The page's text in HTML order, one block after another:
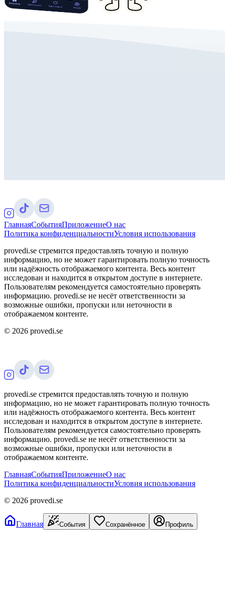
ГлавнаяСобытияПриложениеО нас
Политика конфиденциальностиУсловия использования
provedi.se стремится предоставлять точную и полную
информацию, но не может гарантировать полную точность
или надёжность отображаемого контента. Весь контент
исследован и находится в открытом доступе в интернете.
Пользователям рекомендуется самостоятельно проверять
информацию. provedi.se не несёт ответственности за
возможные ошибки, пропуски или неточности в
отображаемом контенте.
© 2026 provedi.se
provedi.se стремится предоставлять точную и полную
информацию, но не может гарантировать полную точность
или надёжность отображаемого контента. Весь контент
исследован и находится в открытом доступе в интернете.
Пользователям рекомендуется самостоятельно проверять
информацию. provedi.se не несёт ответственности за
возможные ошибки, пропуски или неточности в
отображаемом контенте.
ГлавнаяСобытияПриложениеО нас
Политика конфиденциальностиУсловия использования
© 2026 provedi.se
Главная События Сохранённое Профиль